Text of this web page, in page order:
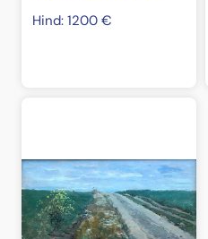
Hind: 1200 €